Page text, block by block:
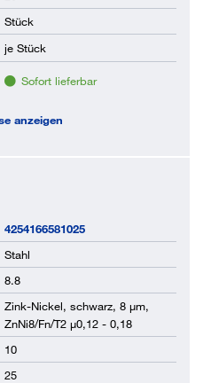
Stück
je Stück
Sofort lieferbar
anzeigen
4254166581025
Stahl
8.8
Zink-Nickel, schwarz, 8 µm,
ZnNi8/Fn/T2 µ0,12 - 0,18
10
25